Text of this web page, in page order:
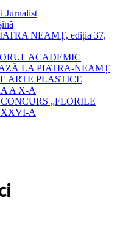
Jurnalist
NEAMȚ, ediția 37,
ACADEMIC
LA PIATRA-NEAMȚ
ARTE PLASTICE
A X-A
„FLORILE
A